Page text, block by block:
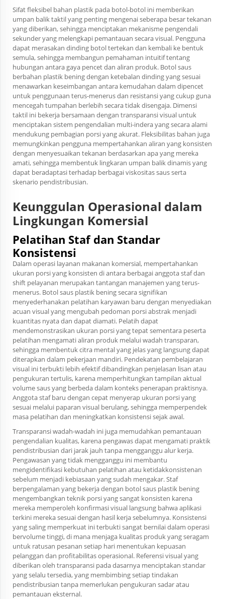
Sifat fleksibel bahan plastik pada botol-botol ini memberikan
umpan balik taktil yang penting mengenai seberapa besar tekanan
yang diberikan, sehingga menciptakan mekanisme pengendali
sekunder yang melengkapi pemantauan secara visual. Pengguna
dapat merasakan dinding botol tertekan dan kembali ke bentuk
semula, sehingga membangun pemahaman intuitif tentang
hubungan antara gaya pencet dan aliran produk. Botol saus
berbahan plastik bening dengan ketebalan dinding yang sesuai
menawarkan keseimbangan antara kemudahan dalam dipencet
untuk penggunaan terus-menerus dan resistansi yang cukup guna
mencegah tumpahan berlebih secara tidak disengaja. Dimensi
taktil ini bekerja bersamaan dengan transparansi visual untuk
menciptakan sistem pengendalian multi-indera yang secara alami
mendukung pembagian porsi yang akurat. Fleksibilitas bahan juga
memungkinkan pengguna mempertahankan aliran yang konsisten
dengan menyesuaikan tekanan berdasarkan apa yang mereka
amati, sehingga membentuk lingkaran umpan balik dinamis yang
dapat beradaptasi terhadap berbagai viskositas saus serta
skenario pendistribusian.
Keunggulan Operasional dalam
Lingkungan Komersial
Pelatihan Staf dan Standar
Konsistensi
Dalam operasi layanan makanan komersial, mempertahankan
ukuran porsi yang konsisten di antara berbagai anggota staf dan
shift pelayanan merupakan tantangan manajemen yang terus-
menerus. Botol saus plastik bening secara signifikan
menyederhanakan pelatihan karyawan baru dengan menyediakan
acuan visual yang mengubah pedoman porsi abstrak menjadi
kuantitas nyata dan dapat diamati. Pelatih dapat
mendemonstrasikan ukuran porsi yang tepat sementara peserta
pelatihan mengamati aliran produk melalui wadah transparan,
sehingga membentuk citra mental yang jelas yang langsung dapat
diterapkan dalam pekerjaan mandiri. Pendekatan pembelajaran
visual ini terbukti lebih efektif dibandingkan penjelasan lisan atau
pengukuran tertulis, karena memperhitungkan tampilan aktual
volume saus yang berbeda dalam konteks penerapan praktisnya.
Anggota staf baru dengan cepat menyerap ukuran porsi yang
sesuai melalui paparan visual berulang, sehingga memperpendek
masa pelatihan dan meningkatkan konsistensi sejak awal.
Transparansi wadah-wadah ini juga memudahkan pemantauan
pengendalian kualitas, karena pengawas dapat mengamati praktik
pendistribusian dari jarak jauh tanpa mengganggu alur kerja.
Pengawasan yang tidak mengganggu ini membantu
mengidentifikasi kebutuhan pelatihan atau ketidakkonsistenan
sebelum menjadi kebiasaan yang sudah mengakar. Staf
berpengalaman yang bekerja dengan botol saus plastik bening
mengembangkan teknik porsi yang sangat konsisten karena
mereka memperoleh konfirmasi visual langsung bahwa aplikasi
terkini mereka sesuai dengan hasil kerja sebelumnya. Konsistensi
yang saling memperkuat ini terbukti sangat bernilai dalam operasi
bervolume tinggi, di mana menjaga kualitas produk yang seragam
untuk ratusan pesanan setiap hari menentukan kepuasan
pelanggan dan profitabilitas operasional. Referensi visual yang
diberikan oleh transparansi pada dasarnya menciptakan standar
yang selalu tersedia, yang membimbing setiap tindakan
pendistribusian tanpa memerlukan pengukuran sadar atau
pemantauan eksternal.